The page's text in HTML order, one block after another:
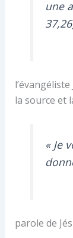
une
la source et
« Je
parole de